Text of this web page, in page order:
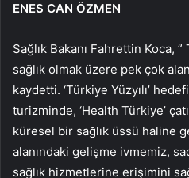
ENES CAN ÖZMEN
Sağlık Bakanı Fahrettin Koca,
sağlık olmak üzere pek çok
kaydetti. ‘Türkiye Yüzyılı’
turizminde, ‘Health Türkiye’
küresel bir sağlık üssü haline
alanındaki gelişme ivmemiz,
sağlık hizmetlerine erişimini